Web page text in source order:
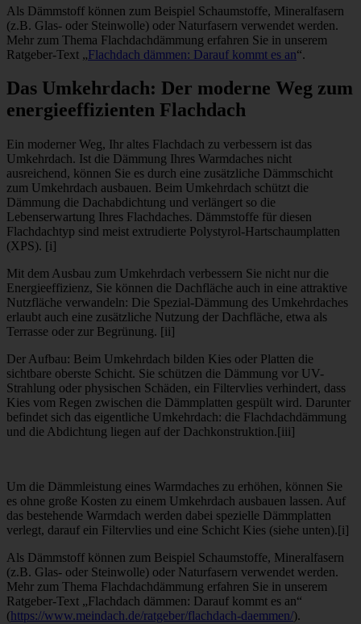
Als Dämmstoff können zum Beispiel Schaumstoffe, Mineralfasern
(z.B. Glas- oder Steinwolle) oder Naturfasern verwendet werden.
Mehr zum Thema Flachdachdämmung erfahren Sie in unserem
Ratgeber-Text „Flachdach dämmen: Darauf kommt es an“.
Das Umkehrdach: Der moderne Weg zum
energieeffizienten Flachdach
Ein moderner Weg, Ihr altes Flachdach zu verbessern ist das
Umkehrdach. Ist die Dämmung Ihres Warmdaches nicht
ausreichend, können Sie es durch eine zusätzliche Dämmschicht
zum Umkehrdach ausbauen. Beim Umkehrdach schützt die
Dämmung die Dachabdichtung und verlängert so die
Lebenserwartung Ihres Flachdaches. Dämmstoffe für diesen
Flachdachtyp sind meist extrudierte Polystyrol-Hartschaumplatten
(XPS). [i]
Mit dem Ausbau zum Umkehrdach verbessern Sie nicht nur die
Energieeffizienz, Sie können die Dachfläche auch in eine attraktive
Nutzfläche verwandeln: Die Spezial-Dämmung des Umkehrdaches
erlaubt auch eine zusätzliche Nutzung der Dachfläche, etwa als
Terrasse oder zur Begrünung. [ii]
Der Aufbau: Beim Umkehrdach bilden Kies oder Platten die
sichtbare oberste Schicht. Sie schützen die Dämmung vor UV-
Strahlung oder physischen Schäden, ein Filtervlies verhindert, dass
Kies vom Regen zwischen die Dämmplatten gespült wird. Darunter
befindet sich das eigentliche Umkehrdach: die Flachdachdämmung
und die Abdichtung liegen auf der Dachkonstruktion.[iii]
Um die Dämmleistung eines Warmdaches zu erhöhen, können Sie
es ohne große Kosten zu einem Umkehrdach ausbauen lassen. Auf
das bestehende Warmdach werden dabei spezielle Dämmplatten
verlegt, darauf ein Filtervlies und eine Schicht Kies (siehe unten).[i]
Als Dämmstoff können zum Beispiel Schaumstoffe, Mineralfasern
(z.B. Glas- oder Steinwolle) oder Naturfasern verwendet werden.
Mehr zum Thema Flachdachdämmung erfahren Sie in unserem
Ratgeber-Text „Flachdach dämmen: Darauf kommt es an“
(https://www.meindach.de/ratgeber/flachdach-daemmen/).